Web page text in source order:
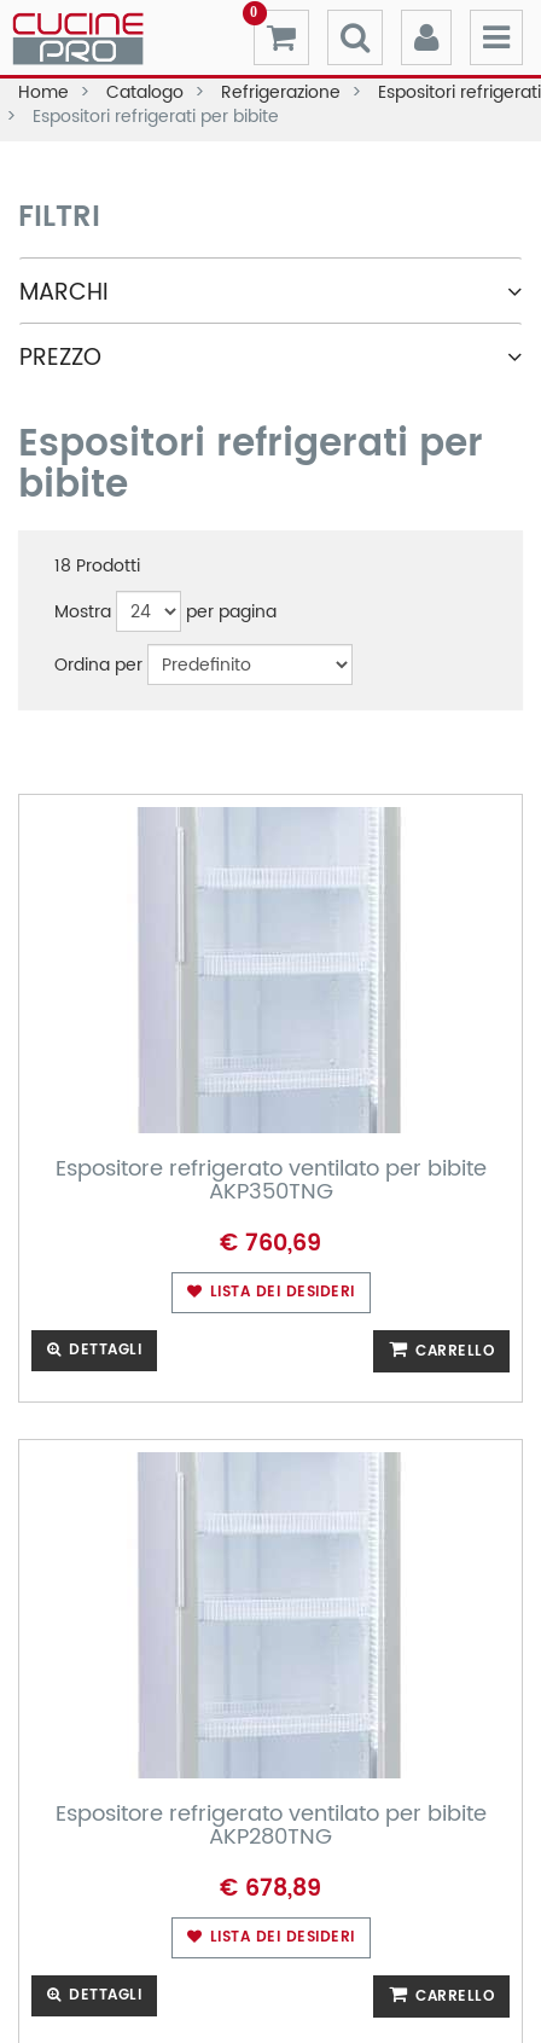
0
Home Catalogo Refrigerazione
Espositori refrigerati
Espositori refrigerati per bibite
FILTRI
MARCHI
PREZZO
Espositori refrigerati per
bibite
18 Prodotti
Mostra
per pagina
Ordina per
Espositore refrigerato ventilato per bibite
AKP350TNG
€ 760,69
LISTA DEI DESIDERI
DETTAGLI CARRELLO
Espositore refrigerato ventilato per bibite
AKP280TNG
€ 678,89
LISTA DEI DESIDERI
DETTAGLI CARRELLO